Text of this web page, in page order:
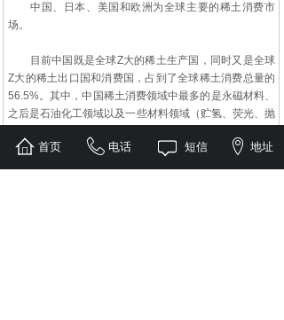
中国、日本、美国和欧洲为全球主要的稀土消费市
场。
目前中国既是全球Z大的稀土生产国，同时又是全球
Z大的稀土出口国和消费国，占到了全球稀土消费总量的
56.5%。其中，中国稀土消费领域中最多的是永磁材料、
之后是石油化工领域以及一些材料领域（贮氢、荧光、抛
其次是日本，占到了全球稀土消费量的21%左右。日
首页 电话 短信 地址